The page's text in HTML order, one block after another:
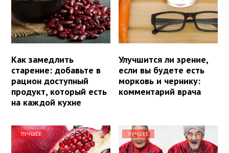
Как замедлить
старение: добавьте в
рацион доступный
продукт, который есть
на каждой кухне
Улучшится ли зрение,
если вы будете есть
морковь и чернику:
комментарий врача
ЛУЧШЕЕ ЛУЧШЕЕ